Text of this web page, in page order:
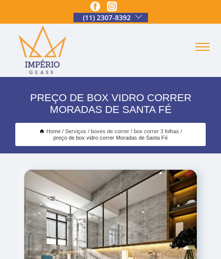
(11) 2307-8392
PREÇO DE BOX VIDRO CORRER
MORADAS DE SANTA FÉ
Home Serviços boxes de correr
box correr 3 folhas
preço de box vidro correr Moradas de Santa Fé